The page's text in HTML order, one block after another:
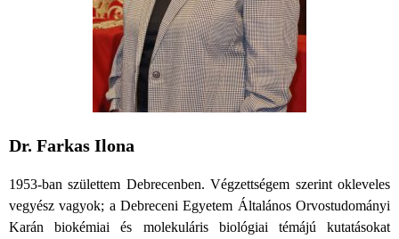
Dr. Farkas Ilona
1953-ban születtem Debrecenben. Végzettségem szerint okleveles
vegyész vagyok; a Debreceni Egyetem Általános Orvostudományi
Karán biokémiai és molekuláris biológiai témájú kutatásokat